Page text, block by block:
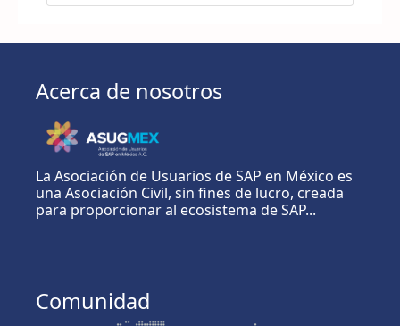
Acerca de nosotros
La Asociación de Usuarios de SAP en México es
una Asociación Civil, sin fines de lucro, creada
para proporcionar al ecosistema de SAP...
Comunidad